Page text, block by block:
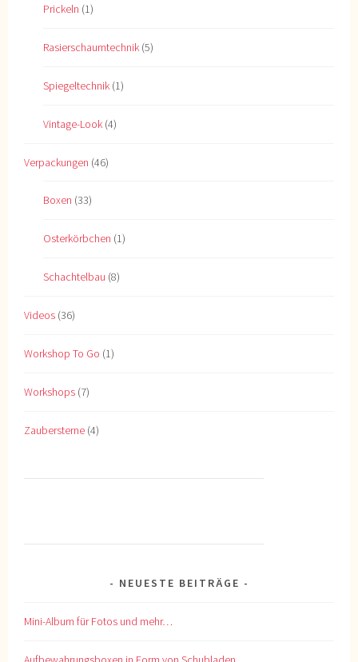
Prickeln (1)
Rasierschaumtechnik (5)
Spiegeltechnik (1)
Vintage-Look (4)
Verpackungen (46)
Boxen (33)
Osterkörbchen (1)
Schachtelbau (8)
Videos (36)
Workshop To Go (1)
Workshops (7)
Zaubersterne (4)
NEUESTE BEITRÄGE
Mini-Album für Fotos und mehr…